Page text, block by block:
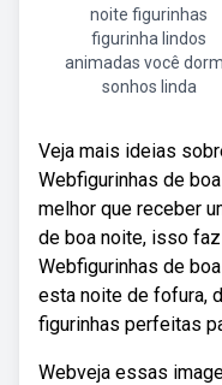
noite figurinhas
figurinha lindos
animadas você
sonhos linda
Veja mais ideias
Webfigurinhas de
melhor que receber
de boa noite, isso
Webfigurinhas de
esta noite de fofura,
figurinhas perfeitas
Webveja essas